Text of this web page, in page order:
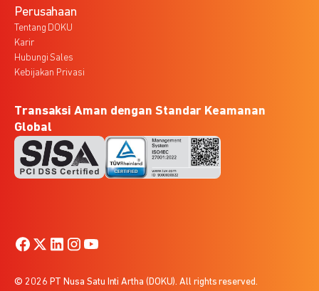
Perusahaan
Tentang DOKU
Karir
Hubungi Sales
Kebijakan Privasi
Transaksi Aman dengan Standar Keamanan
Global
© 2026 PT Nusa Satu Inti Artha (DOKU). All rights reserved.